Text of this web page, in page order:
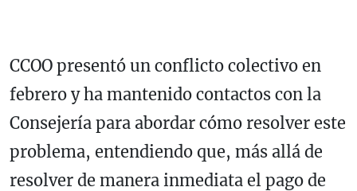
CCOO presentó un conflicto colectivo en
febrero y ha mantenido contactos con la
Consejería para abordar cómo resolver este
problema, entendiendo que, más allá de
resolver de manera inmediata el pago de